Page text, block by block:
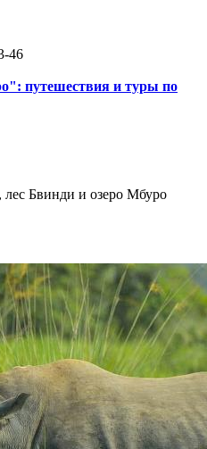
46
путешествия и туры по
Бвинди и озеро Мбуро